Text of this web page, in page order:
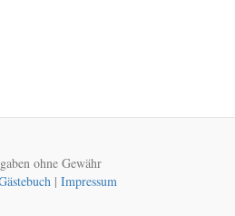
ohne Gewähr
| Impressum